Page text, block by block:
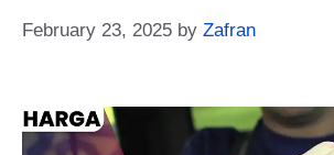
February 23, 2025 by Zafran